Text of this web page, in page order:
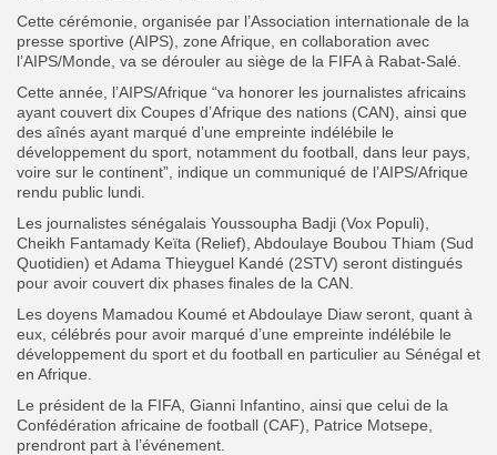
‎Cette cérémonie, organisée par l’Association internationale de la
presse sportive (AIPS), zone Afrique, en collaboration avec
l’AIPS/Monde, va se dérouler au siège de la FIFA à Rabat-Salé.
‎Cette année, l’AIPS/Afrique “va honorer les journalistes africains
ayant couvert dix Coupes d’Afrique des nations (CAN), ainsi que
des aînés ayant marqué d’une empreinte indélébile le
développement du sport, notamment du football, dans leur pays,
voire sur le continent”, indique un communiqué de l’AIPS/Afrique
rendu public lundi.
‎Les journalistes sénégalais Youssoupha Badji (Vox Populi),
Cheikh Fantamady Keïta (Relief), Abdoulaye Boubou Thiam (Sud
Quotidien) et Adama Thieyguel Kandé (2STV) seront distingués
pour avoir couvert dix phases finales de la CAN.
Les doyens Mamadou Koumé et Abdoulaye Diaw seront, quant à
eux, célébrés pour avoir marqué d’une empreinte indélébile le
développement du sport et du football en particulier au Sénégal et
en Afrique.
Le président de la FIFA, Gianni Infantino, ainsi que celui de la
Confédération africaine de football (CAF), Patrice Motsepe,
prendront part à l’événement.